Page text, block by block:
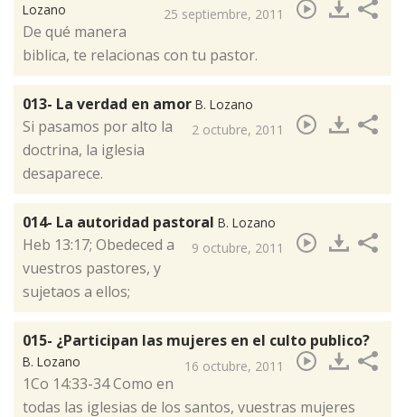
Lozano
25 septiembre, 2011
De qué manera
biblica, te relacionas con tu pastor.
013- La verdad en amor B. Lozano
2 octubre, 2011
Si pasamos por alto la
doctrina, la iglesia
desaparece.
014- La autoridad pastoral B. Lozano
9 octubre, 2011
Heb 13:17; Obedeced a
vuestros pastores, y
sujetaos a ellos;
015- ¿Participan las mujeres en el culto publico?
B. Lozano 16 octubre, 2011
​1Co 14:33-34 Como en
todas las iglesias de los santos, vuestras mujeres